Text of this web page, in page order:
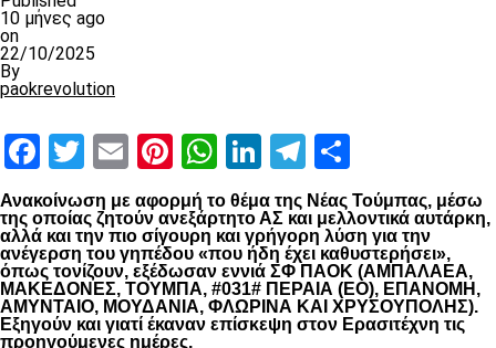
10 μήνες ago
on
22/10/2025
By
paokrevolution
Facebook
Twitter
EmailPinterest
WhatsApp
LinkedIn
Telegram
Ανακοίνωση με αφορμή το θέμα της Νέας Τούμπας, μέσω
της οποίας ζητούν ανεξάρτητο ΑΣ και μελλοντικά αυτάρκη,
αλλά και την πιο σίγουρη και γρήγορη λύση για την
ανέγερση του γηπέδου «που ήδη έχει καθυστερήσει»,
όπως τονίζουν, εξέδωσαν εννιά ΣΦ ΠΑΟΚ (ΑΜΠΑΛΑΕΑ,
ΜΑΚΕΔΟΝΕΣ, ΤΟΥΜΠΑ, #031# ΠΕΡΑΙΑ (ΕΟ), ΕΠΑΝΟΜΗ,
ΑΜΥΝΤΑΙΟ, ΜΟΥΔΑΝΙΑ, ΦΛΩΡΙΝΑ ΚΑΙ ΧΡΥΣΟΥΠΟΛΗΣ).
Εξηγούν και γιατί έκαναν επίσκεψη στον Ερασιτέχνη τις
προηγούμενες ημέρες.